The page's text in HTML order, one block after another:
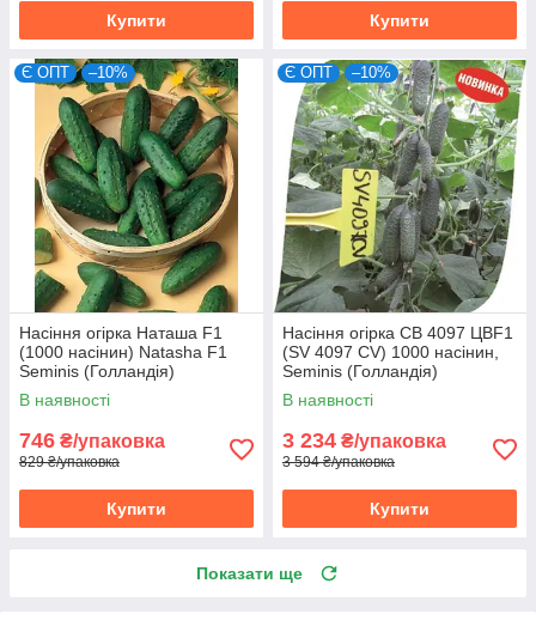
Купити Купити
Є ОПТ –10%
Насіння огірка Наташа F1
(1000 насінин) Natasha F1
Seminis (Голландія)
В наявності
746 ₴/упаковка
829 ₴/упаковка
Купити
Є ОПТ –10%
Насіння огірка СВ 4097 ЦВF1
(SV 4097 CV) 1000 насінин,
Seminis (Голландія)
В наявності
3 234 ₴/упаковка
3 594 ₴/упаковка
Купити
Показати ще